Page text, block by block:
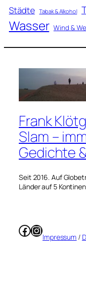
Städte Tabak & Alkohol
Wasser Wind &
Frank
Slam –
Gedichte
Seit 2016. Auf
Länder auf 5
Facebook
Instagram
Impressum /